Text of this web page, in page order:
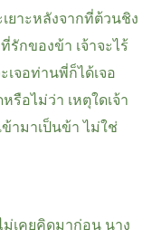
เยาะหลังจากที่ต้วนชิง
รักของข้า เจ้าจะไร้
เจอท่านพี่ก็ได้เจอ
รือไม่ว่า เหตุใดเจ้า
ามาเป็นข้า ไม่ใช่
เคยคิดมาก่อน นาง